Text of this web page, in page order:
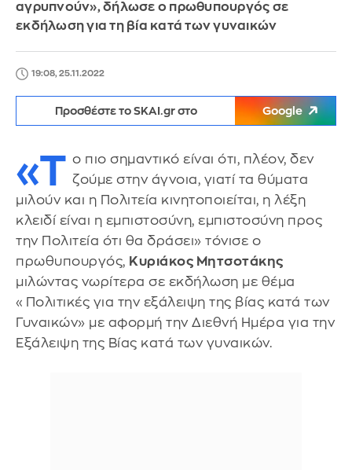
αγρυπνούν», δήλωσε ο πρωθυπουργός σε
εκδήλωση για τη βία κατά των γυναικών
19:08, 25.11.2022
Προσθέστε το SKAI.gr στο Google
«Τ ο πιο σημαντικό είναι ότι, πλέον, δεν
ζούμε στην άγνοια, γιατί τα θύματα
μιλούν και η Πολιτεία κινητοποιείται, η λέξη
κλειδί είναι η εμπιστοσύνη, εμπιστοσύνη προς
την Πολιτεία ότι θα δράσει» τόνισε ο
πρωθυπουργός, Κυριάκος Μητσοτάκης
μιλώντας νωρίτερα σε εκδήλωση με θέμα
«Πολιτικές για την εξάλειψη της βίας κατά των
Γυναικών» με αφορμή την Διεθνή Ημέρα για την
Εξάλειψη της Βίας κατά των γυναικών.